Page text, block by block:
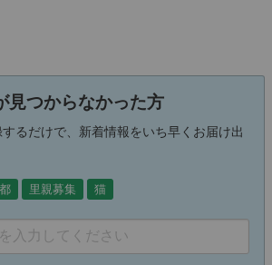
見つからなかった方
るだけで、新着情報をいち早くお届け出
里親募集 猫